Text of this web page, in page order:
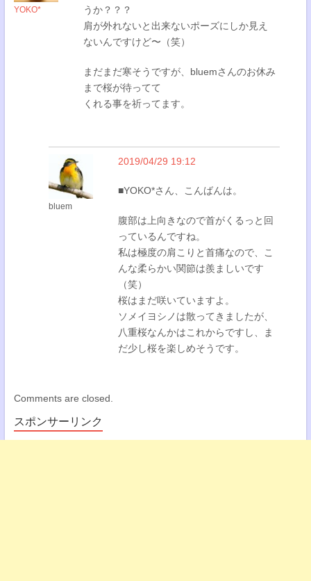
YOKO*
うか？？？
肩が外れないと出来ないポーズにしか見え
ないんですけど〜（笑）
まだまだ寒そうですが、bluemさんのお休み
まで桜が待ってて
くれる事を祈ってます。
bluem
2019/04/29 19:12
■YOKO*さん、こんばんは。
腹部は上向きなので首がくるっと回
っているんですね。
私は極度の肩こりと首痛なので、こ
んな柔らかい関節は羨ましいです
（笑）
桜はまだ咲いていますよ。
ソメイヨシノは散ってきましたが、
八重桜なんかはこれからですし、ま
だ少し桜を楽しめそうです。
Comments are closed.
スポンサーリンク